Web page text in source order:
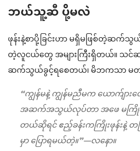
ဘယ်သူ့ဆီ ပို့မလဲ
ဖုန်းနဲ့စာပို့ခြင်းဟာ မရှိမဖြစ်တဲ့ဆက်
တဲ့လူငယ်တွေ အများကြီးရှိတယ်။ သ
ဆက်သွယ်ခွင့်ရစေတယ်၊ မိဘကသာ မတား
“ကျွန်မနဲ့ ကျွန်မညီမက ယောက်ျား
အဆက်အသွယ်လုပ်တာ အဖေ မကြိုက်
တယ်ဆိုရင် ဧည့်ခန်းကကြိုးဖုန်းနဲ့ တ
မှာ ပြောရမယ်တဲ့။”​—လနော။